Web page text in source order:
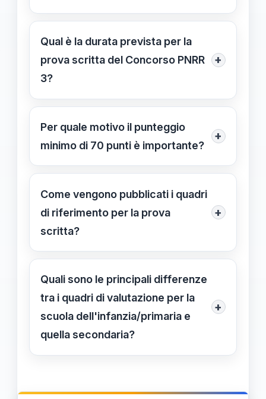
Le aree principali sono Pedagogico,
Psicopedagogico, Metodologico-
Didattico, Lingua inglese (livello B2) e
Competenze digitali, ognuna con
Qual è la durata prevista per la
prova scritta del Concorso PNRR
3?
+
La prova si svolge in un’unica
sessione di 100 minuti, con eventuali
estensioni in caso di necessità,
normativa vigente.
Per quale motivo il punteggio
minimo di 70 punti è importante?
+
Perché rappresenta la soglia minima
per l’accesso alla prova orale,
garantendo che solo i candidati con
una preparazione adeguata avanzino
Come vengono pubblicati i quadri
di riferimento per la prova
scritta?
+
I quadri sono disponibili in formato
digitale sui canali ufficiali del
Ministero e aggiornati
periodicamente per garantire una
preparazione accurata.
Quali sono le principali differenze
tra i quadri di valutazione per la
scuola dell'infanzia/primaria e
quella secondaria?
+
Il quadro per l'infanzia e primaria si
pedagogiche e inclusive, mentre